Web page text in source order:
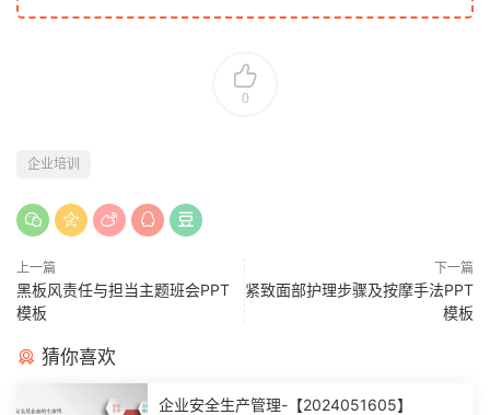
0
企业培训
上一篇
黑板风责任与担当主题班会PPT
模板
下一篇
紧致面部护理步骤及按摩手法PPT
模板
猜你喜欢
企业安全生产管理-【2024051605】